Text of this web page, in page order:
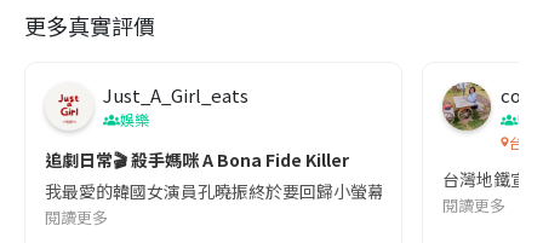
更多真實評價
Just_A_Girl_eats
娛樂
追劇日常🎬 殺手媽咪 A Bona Fide Killer
我最愛的韓國女演員孔曉振終於要回歸小螢幕啦!這次的劇本改編
閱讀更多
co
吹
台灣
台灣地鐵宣
閱讀更多